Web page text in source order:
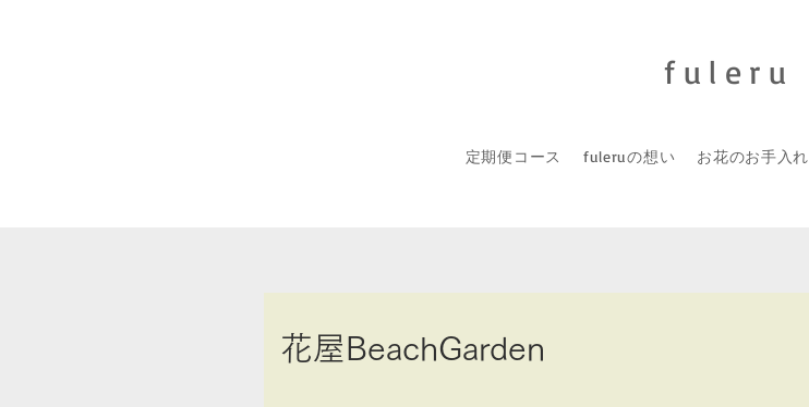
​fuleru
定期便コース fuleruの想い お花のお手入れ
花屋BeachGarden